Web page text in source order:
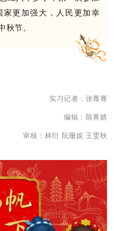
更加强大，人民更加幸
节。
实习记者：张骞骞
编辑：陈菁婧
审核：林衍 阮珊妮 王雯秋